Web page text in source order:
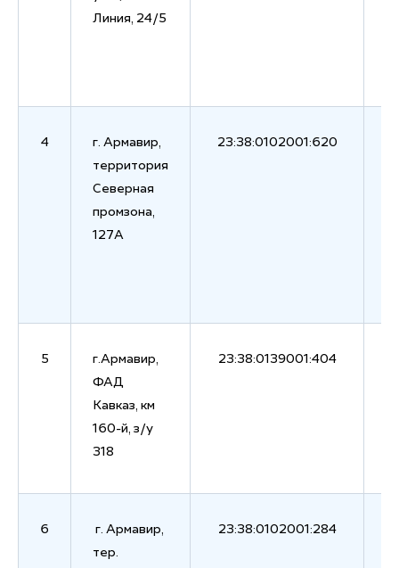
Линия, 24/5
4
г. Армавир,
территория
Северная
промзона,
127А
23:38:0102001:620
5
г.Армавир,
ФАД
Кавказ, км
160-й, з/у
318
23:38:0139001:404
6
г. Армавир,
тер.
23:38:0102001:284